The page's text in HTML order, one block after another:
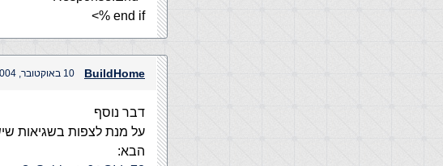
end if %>
BuildHome 10 באוקטובר, 2004 בשעה 2:03 pm
דבר נוסף
הבא: